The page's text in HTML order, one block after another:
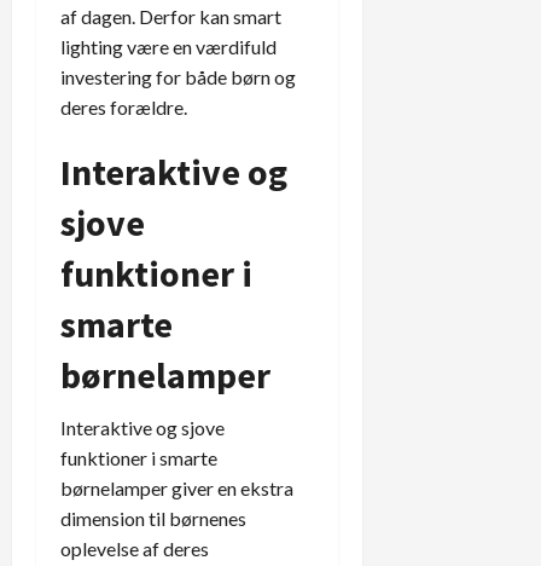
af dagen. Derfor kan smart
lighting være en værdifuld
investering for både børn og
deres forældre.
Interaktive og
sjove
funktioner i
smarte
børnelamper
Interaktive og sjove
funktioner i smarte
børnelamper giver en ekstra
dimension til børnenes
oplevelse af deres